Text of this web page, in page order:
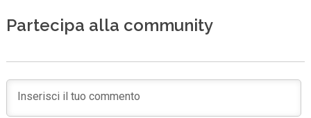
Partecipa alla community